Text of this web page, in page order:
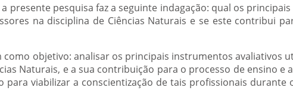
presente pesquisa faz a seguinte indagação: qual os
na disciplina de Ciências Naturais e se este contribui
objetivo: analisar os principais instrumentos avaliativos
Naturais, e a sua contribuição para o processo de ensino e
para viabilizar a conscientização de tais profissionais durante